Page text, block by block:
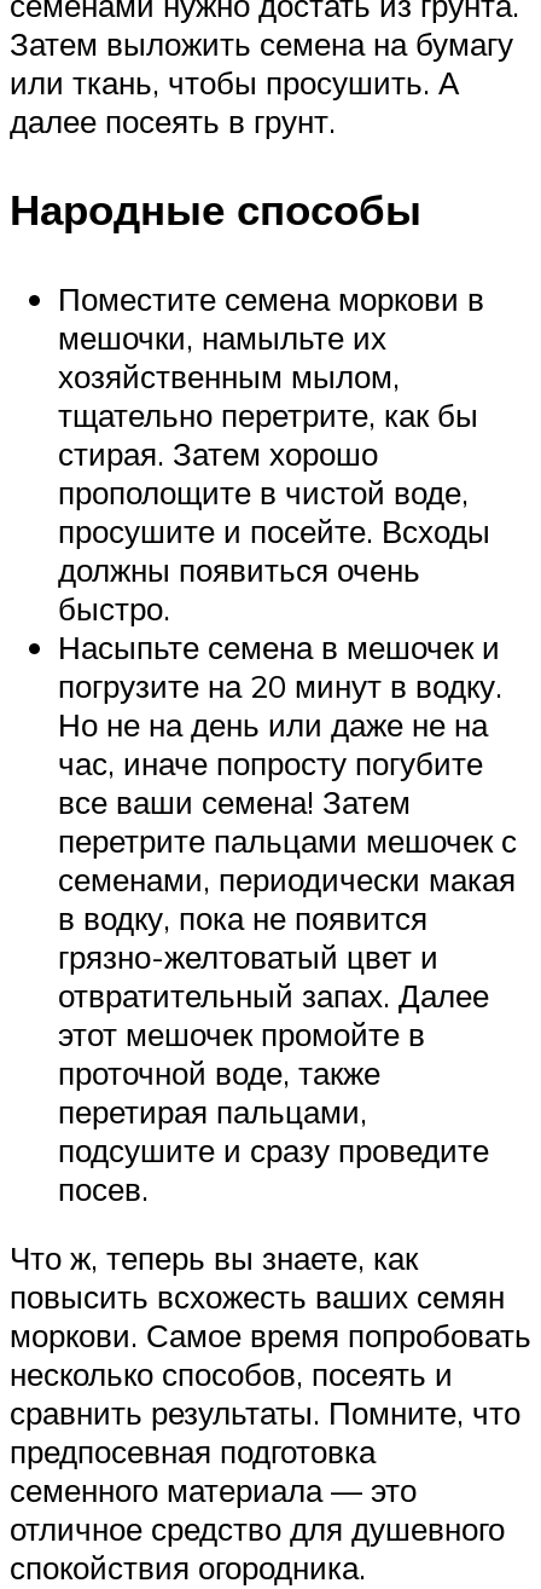
Затем выложить семена на бумагу
или ткань, чтобы просушить. А
далее посеять в грунт.
Народные способы
Поместите семена моркови в
мешочки, намыльте их
хозяйственным мылом,
тщательно перетрите, как бы
стирая. Затем хорошо
прополощите в чистой воде,
просушите и посейте. Всходы
должны появиться очень
быстро.
Насыпьте семена в мешочек и
погрузите на 20 минут в водку.
Но не на день или даже не на
час, иначе попросту погубите
все ваши семена! Затем
перетрите пальцами мешочек с
семенами, периодически макая
в водку, пока не появится
грязно-желтоватый цвет и
отвратительный запах. Далее
этот мешочек промойте в
проточной воде, также
перетирая пальцами,
подсушите и сразу проведите
посев.
Что ж, теперь вы знаете, как
повысить всхожесть ваших семян
моркови. Самое время попробовать
несколько способов, посеять и
сравнить результаты. Помните, что
предпосевная подготовка
семенного материала — это
отличное средство для душевного
спокойствия огородника.